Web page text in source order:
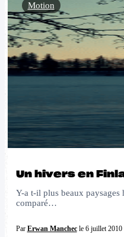
Un hivers en
Y-a t-il plus beaux paysages
comparé…
Par Erwan Manchecle 6 juillet 2010
Motion